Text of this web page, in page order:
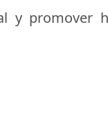
y promover